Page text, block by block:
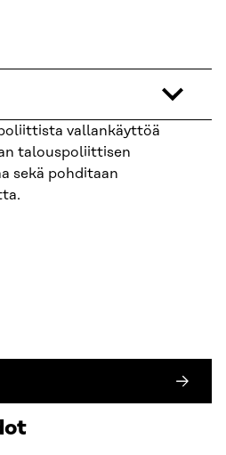
vallankäyttöä
talouspoliittisen
sekä pohditaan